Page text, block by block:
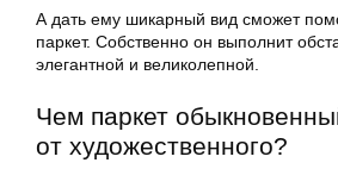
А дать ему шикарный вид сможет
паркет. Собственно он выполнит
элегантной и великолепной.
Чем паркет
от художественного?